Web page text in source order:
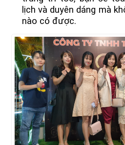
lịch và duyên dáng mà
nào có được.